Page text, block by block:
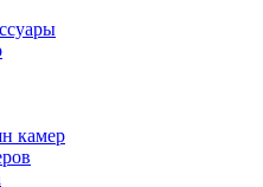
камер